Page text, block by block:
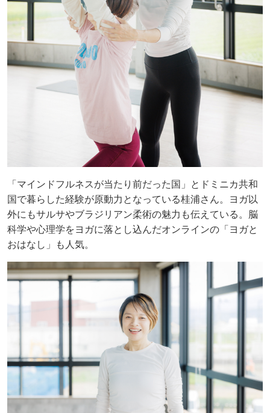
「マインドフルネスが当たり前だった国」とドミニカ共和
国で暮らした経験が原動力となっている桂浦さん。ヨガ以
外にもサルサやブラジリアン柔術の魅力も伝えている。脳
科学や心理学をヨガに落とし込んだオンラインの「ヨガと
おはなし」も人気。